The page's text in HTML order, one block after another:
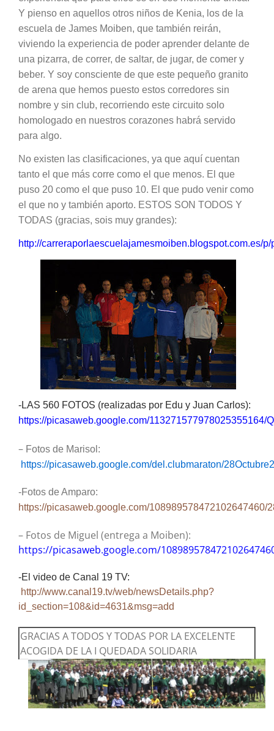
Y pienso en aquellos otros niños de Kenia, los de la
escuela de James Moiben, que también reirán,
viviendo la experiencia de poder aprender delante de
una pizarra, de correr, de saltar, de jugar, de comer y
beber. Y soy consciente de que este pequeño granito
de arena que hemos puesto estos corredores sin
nombre y sin club, recorriendo este circuito solo
homologado en nuestros corazones habrá servido
para algo.
No existen las clasificaciones, ya que aquí cuentan
tanto el que más corre como el que menos. El que
puso 20 como el que puso 10. El que pudo venir como
el que no y también aporto. ESTOS SON TODOS Y
TODAS (gracias, sois muy grandes):
http://carreraporlaescuelajamesmoiben.blogspot.com.es/
-LAS 560 FOTOS (realizadas por Edu y Juan Carlos):
https://picasaweb.google.com/113271577978025355164/
– Fotos de Marisol:
https://picasaweb.google.com/del.clubmaraton/
-Fotos de Amparo:
https://picasaweb.google.com/
– Fotos de Miguel (entrega a Moiben):
https://picasaweb.google.com/
-El video de Canal 19 TV:
http://www.canal19.tv/web/newsDetails.php?
id_section=108&id=4631&msg=add
GRACIAS A TODOS Y TODAS POR LA EXCELENTE
ACOGIDA DE LA I QUEDADA SOLIDARIA